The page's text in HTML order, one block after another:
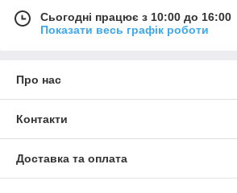
виробників товарів.
· Формування надійної команди з
· Підтримання високого рівня стандартів
кожного співробітника компанії.
· Підтримання високого рівня стандартів
клієнтів
Сьогодні працює з 10:00 до 16:00
Показати весь графік роботи
Про нас
Контакти
Доставка та оплата